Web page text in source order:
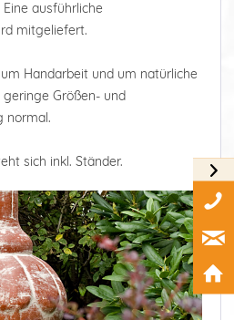
ausführliche
mitgeliefert.
Handarbeit und um natürliche
Größen- und
normal.
sich inkl. Ständer.